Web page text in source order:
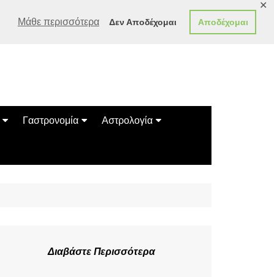
Μάθε περισσότερα Δεν Αποδέχομαι Αποδέχομαι
✕
Γαστρονομία
Συνταγές
Αστρολογία
Κινέζικο Ωροσκόπιο
Διαβάστε Περισσότερα